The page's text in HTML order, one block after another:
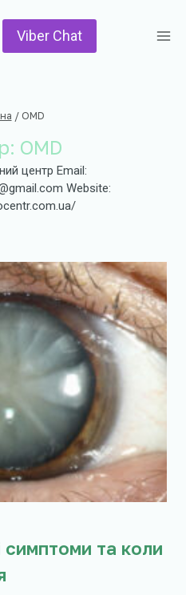
Viber Chat
/ OMD
OMD
центр Email:
Website:
симптоми та коли